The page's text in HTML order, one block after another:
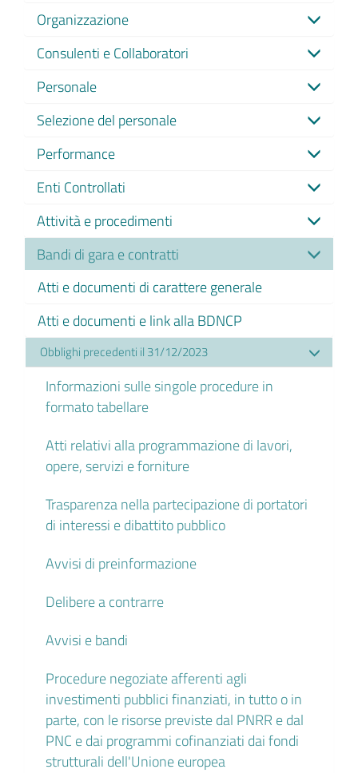
Organizzazione
Consulenti e Collaboratori
Personale
Selezione del personale
Performance
Enti Controllati
Attività e procedimenti
Bandi di gara e contratti
Atti e documenti di carattere generale
Atti e documenti e link alla BDNCP
Obblighi precedenti il 31/12/2023
Informazioni sulle singole procedure in
formato tabellare
Atti relativi alla programmazione di lavori,
opere, servizi e forniture
Trasparenza nella partecipazione di portatori
di interessi e dibattito pubblico
Avvisi di preinformazione
Delibere a contrarre
Avvisi e bandi
Procedure negoziate afferenti agli
investimenti pubblici finanziati, in tutto o in
parte, con le risorse previste dal PNRR e dal
PNC e dai programmi cofinanziati dai fondi
strutturali dell'Unione europea